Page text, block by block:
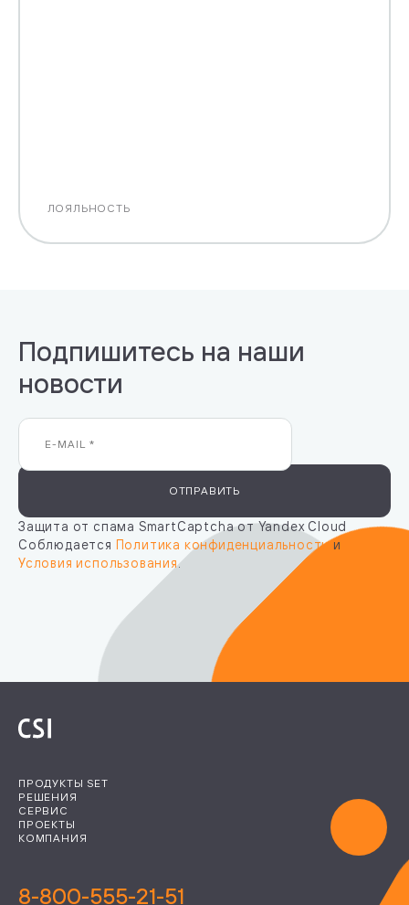
ЛОЯЛЬНОСТЬ
Подпишитесь на наши
новости
ОТПРАВИТЬ
Защита от спама SmartCaptcha от Yandex Cloud
Соблюдается Политика конфиденциальностии
Условия использования.
ПРОДУКТЫ SET
РЕШЕНИЯ
СЕРВИС
ПРОЕКТЫ
КОМПАНИЯ
8-800-555-21-51